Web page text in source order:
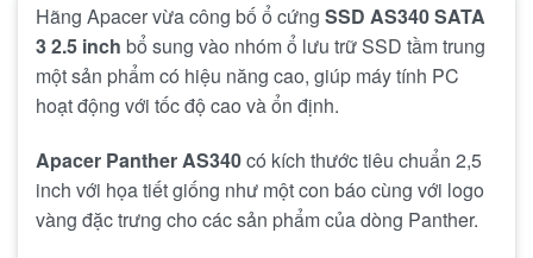
Hãng Apacer vừa công bố ổ cứng SSD AS340 SATA
3 2.5 inch bổ sung vào nhóm ổ lưu trữ SSD tầm trung
một sản phẩm có hiệu năng cao, giúp máy tính PC
hoạt động với tốc độ cao và ổn định.
Apacer Panther AS340có kích thước tiêu chuẩn 2,5
inch với họa tiết giống như một con báo cùng với logo
vàng đặc trưng cho các sản phẩm của dòng Panther.